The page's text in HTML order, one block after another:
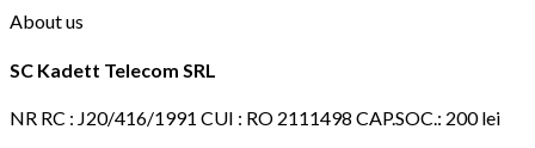
About us
SC Kadett Telecom SRL
NR RC : J20/416/1991 CUI : RO 2111498 CAP.SOC.: 200 lei